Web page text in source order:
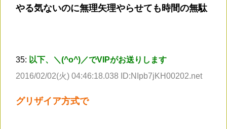
やる気ないのに無理矢理やらせても時間の無駄
35: 以下、＼(^o^)／でVIPがお送りします
2016/02/02(火) 04:46:18.038 ID:NIpb7jKH00202.net
グリザイア方式で